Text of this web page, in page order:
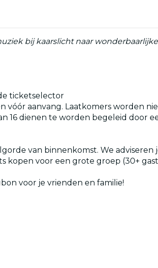
bij kaarslicht naar
ticketselector
vóór aanvang. Laatkomers worden
16 dienen te worden begeleid door
van binnenkomst. We adviseren
kopen voor een grote groep (30+
voor je vrienden en familie!